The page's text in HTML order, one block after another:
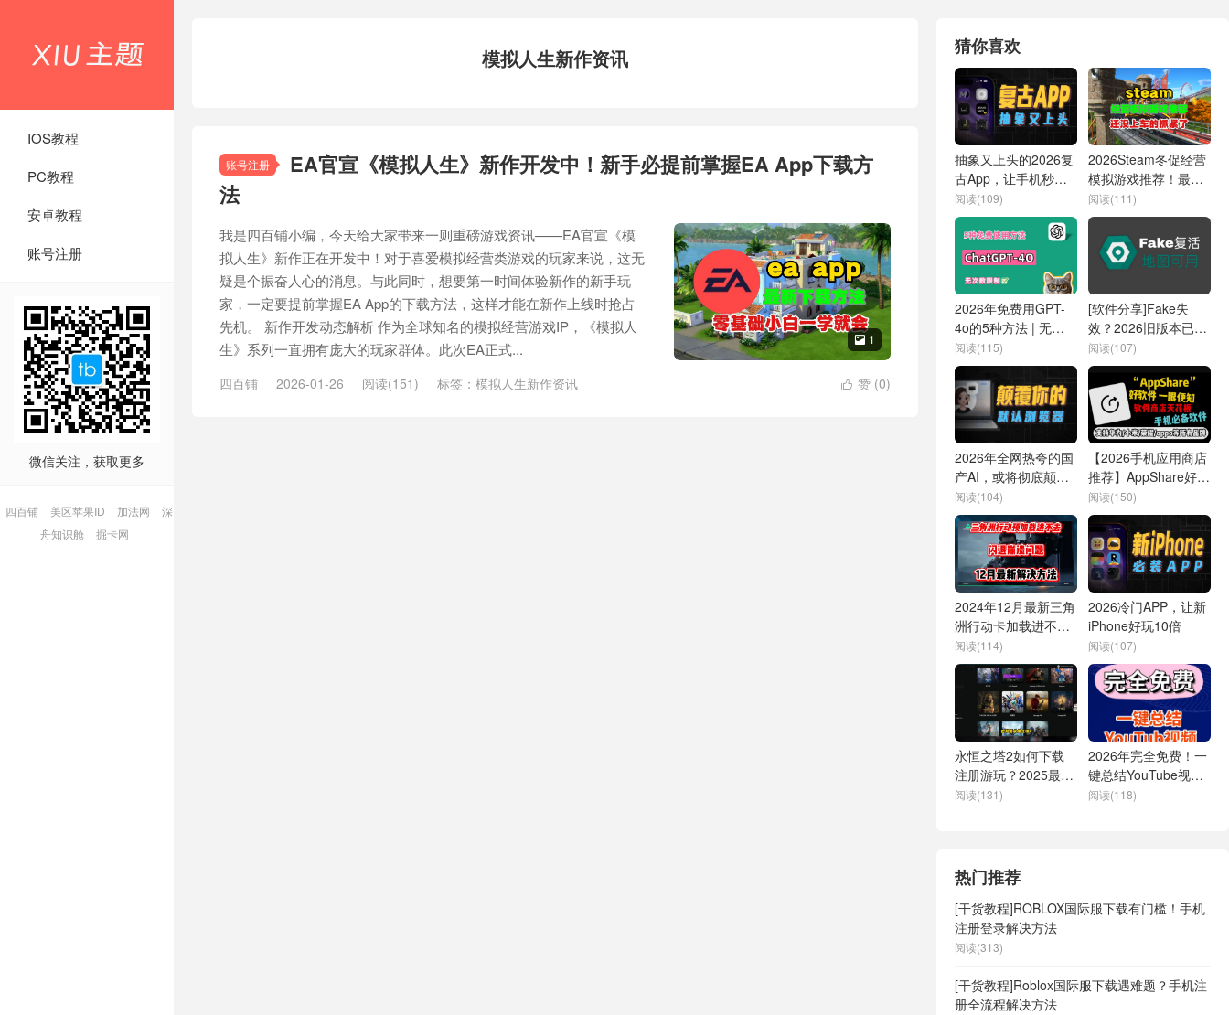
IOS教程
PC教程
安卓教程
账号注册
微信关注，获取更多
四百铺 美区苹果ID 加法网
深
舟知识舱
掘卡网
模拟人生新作资讯
账号注册
EA官宣《模拟人生》新作开发中！新手必提前掌握EA App下载方
法
 1
我是四百铺小编，今天给大家带来一则重磅游戏资讯——EA官宣《模
拟人生》新作正在开发中！对于喜爱模拟经营类游戏的玩家来说，这无
疑是个振奋人心的消息。与此同时，想要第一时间体验新作的新手玩
家，一定要提前掌握EA App的下载方法，这样才能在新作上线时抢占
先机。 新作开发动态解析 作为全球知名的模拟经营游戏IP，《模拟人
生》系列一直拥有庞大的玩家群体。此次EA正式...
 赞 (0)
四百铺 2026-01-26 阅读(151) 标签： 模拟人生新作资讯
猜你喜欢
抽象又上头的2026复
古App，让手机秒回
20年前
阅读(109)
2026Steam冬促经营
模拟游戏推荐！最后
几小时，未上车玩家
抓紧了
阅读(111)
2026年免费用GPT-
4o的5种方法 | 无次
数限制，亲测有效
阅读(115)
[软件分享]Fake失
效？2026旧版本已复
活，地图修复可用！
阅读(107)
2026年全网热夸的国
产AI，或将彻底颠覆
你的浏览器
阅读(104)
【2026手机应用商店
推荐】AppShare好用
无需多言，AppShare
下载
阅读(150)
2024年12月最新三角
洲行动卡加载进不
去、闪退、崩溃、卡
进度的解决方法
阅读(114)
2026冷门APP，让新
iPhone好玩10倍
阅读(107)
永恒之塔2如何下载
注册游玩？2025最新
保姆级教程，全流程
阅读(131)
2026年完全免费！一
键总结YouTube视
频，这款插件超好
阅读(118)
热门推荐
[干货教程]ROBLOX国际服下载有门槛！手机
注册登录解决方法
阅读(313)
[干货教程]Roblox国际服下载遇难题？手机注
册全流程解决方法